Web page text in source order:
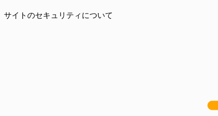
サイトのセキュリティについて